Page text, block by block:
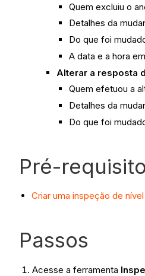
Quem excluiu o
Detalhes da
Do que foi
A data e a hora
Alterar a resposta
Quem efetuou a
Detalhes da
Do que foi
Pré-
Criar uma inspeção de
Passos
Acesse a ferramenta